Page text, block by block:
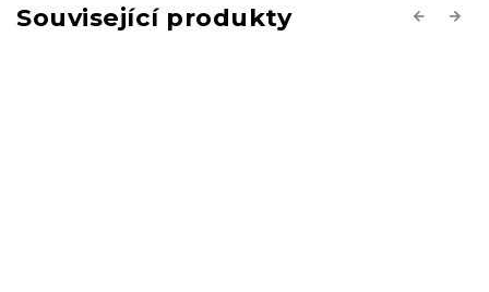
Související produkty Previous
Next